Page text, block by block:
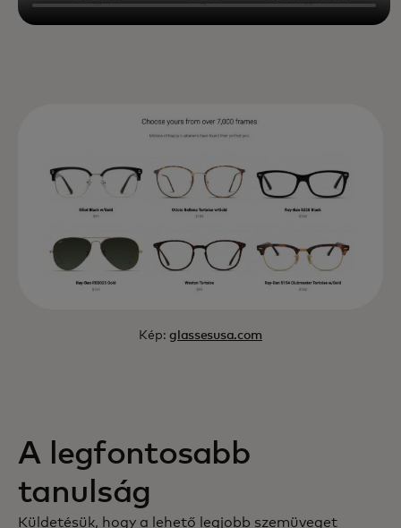
Kép:glassesusa.com
A legfontosabb
tanulság
Küldetésük, hogy a lehető legjobb szemüveget